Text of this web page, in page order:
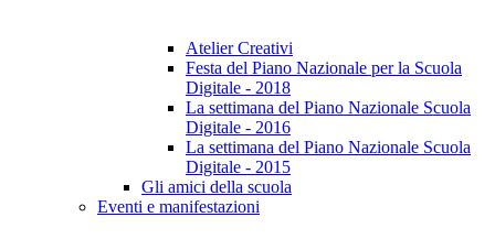
Atelier Creativi
Festa del Piano Nazionale per la Scuola
Digitale - 2018
La settimana del Piano Nazionale Scuola
Digitale - 2016
La settimana del Piano Nazionale Scuola
Digitale - 2015
Gli amici della scuola
Eventi e manifestazioni